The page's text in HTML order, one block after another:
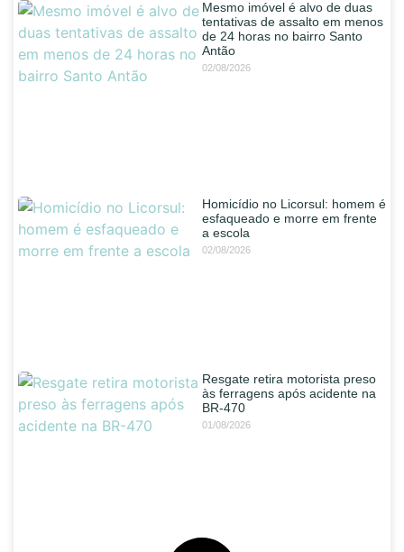
Mesmo imóvel é alvo de duas
tentativas de assalto em menos
de 24 horas no bairro Santo
Antão
02/08/2026
Homicídio no Licorsul: homem é
esfaqueado e morre em frente
a escola
02/08/2026
Resgate retira motorista preso
às ferragens após acidente na
BR-470
01/08/2026